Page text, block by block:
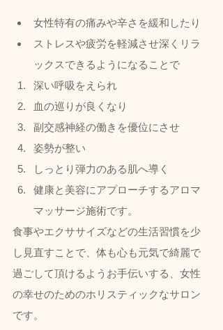
女性特有の痛みや辛さを緩和したり
ストレスや疲労を軽減させ深くリラ
ックスできるようになることで
深い呼吸をえられ
血の巡りが良くなり
副交感神経の働きを優位にさせ
姿勢が整い
しっとり弾力のある肌へ導く
健康と美容にアプローチするアロマ
マッサージ施術です。
食事やエクササイズなどの生活習慣を少
し見直すことで、体も心も元気で綺麗で
過ごして頂けるようお手伝いする、女性
の幸せのためのホリスティックなサロン
です。